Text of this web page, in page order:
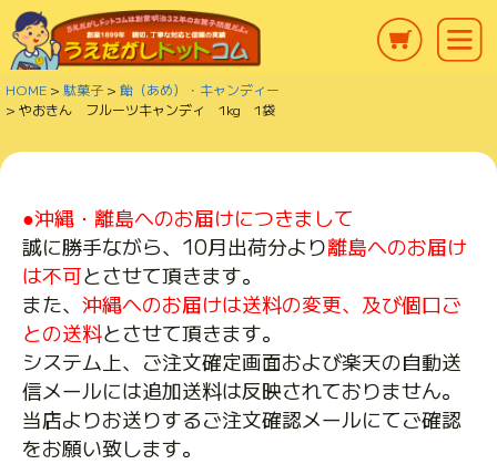
HOME 駄菓子
飴（あめ）・キャンディー
やおきん フルーツキャンディ 1kg 1袋
●沖縄・離島へのお届けにつきまして
誠に勝手ながら、10月出荷分より離島へのお届け
は不可とさせて頂きます。
また、 沖縄へのお届けは送料の変更、及び個口ご
との送料とさせて頂きます。
システム上、ご注文確定画面および楽天の自動送
信メールには追加送料は反映されておりません。
当店よりお送りするご注文確認メールにてご確認
をお願い致します。